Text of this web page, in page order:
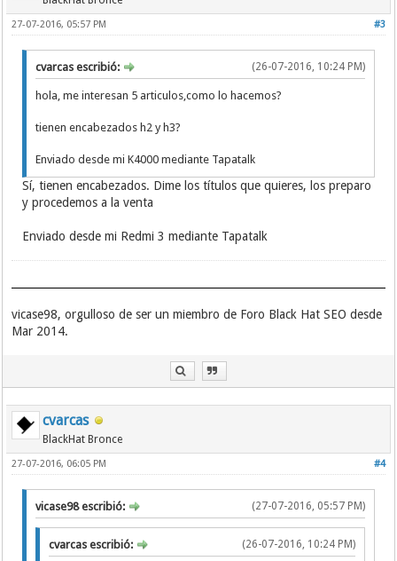
#3
27-07-2016, 05:57 PM
(26-07-2016, 10:24 PM)
cvarcas escribió:
hola, me interesan 5 articulos,como lo hacemos?
tienen encabezados h2 y h3?
Enviado desde mi K4000 mediante Tapatalk
Sí, tienen encabezados. Dime los títulos que quieres, los preparo
y procedemos a la venta
Enviado desde mi Redmi 3 mediante Tapatalk
vicase98, orgulloso de ser un miembro de Foro Black Hat SEO desde
Mar 2014.
cvarcas
BlackHat Bronce
#4
27-07-2016, 06:05 PM
(27-07-2016, 05:57 PM)
vicase98 escribió:
(26-07-2016, 10:24 PM)
cvarcas escribió: